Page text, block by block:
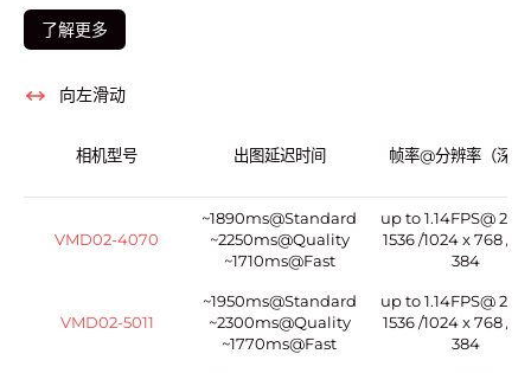
了解更多
向左滑动
相机型号 出图延迟时间 帧率@分辨率（深度
VMD02-4070
~1890ms@Standard
~2250ms@Quality
~1710ms@Fast
up to 1.14FPS@
1536 /1024 x 768 /
384
VMD02-5011
~1950ms@Standard
~2300ms@Quality
~1770ms@Fast
up to 1.14FPS@
1536 /1024 x 768 /
384